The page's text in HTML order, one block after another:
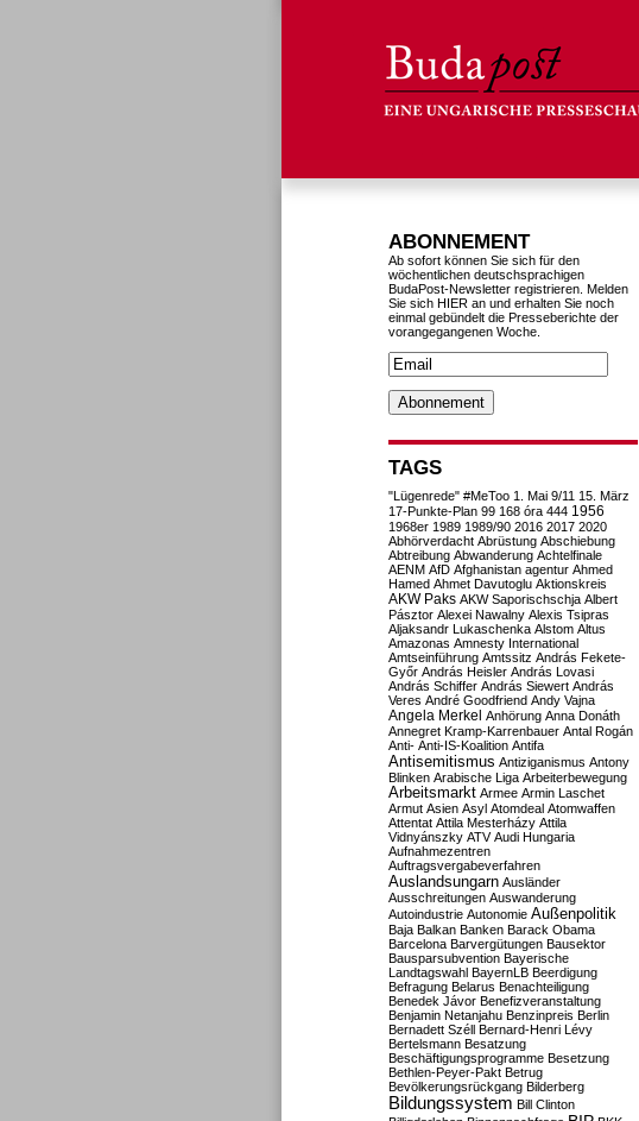
ABONNEMENT
Ab sofort können Sie sich für den
wöchentlichen deutschsprachigen
BudaPost-Newsletter registrieren. Melden
Sie sich HIER an und erhalten Sie noch
einmal gebündelt die Presseberichte der
vorangegangenen Woche.
TAGS
"Lügenrede" #MeToo 1. Mai 9/11 15. März
17-Punkte-Plan 99 168 óra 444 1956
1968er 1989 1989/90 2016 2017 2020
Abhörverdacht Abrüstung Abschiebung
Abtreibung Abwanderung Achtelfinale
AENM AfD Afghanistan agentur Ahmed
Hamed Ahmet Davutoglu Aktionskreis
AKW Paks AKW Saporischschja Albert
Pásztor Alexei Nawalny Alexis Tsipras
Aljaksandr Lukaschenka Alstom Altus
Amazonas Amnesty International
Amtseinführung Amtssitz András Fekete-
Győr András Heisler András Lovasi
András Schiffer András Siewert András
Veres André Goodfriend Andy Vajna
Angela Merkel Anhörung Anna Donáth
Annegret Kramp-Karrenbauer Antal Rogán
Anti- Anti-IS-Koalition Antifa
Antisemitismus Antiziganismus Antony
Blinken Arabische Liga Arbeiterbewegung
Arbeitsmarkt Armee Armin Laschet
Armut Asien Asyl Atomdeal Atomwaffen
Attentat Attila Mesterházy Attila
Vidnyánszky ATV Audi Hungaria
Aufnahmezentren
Auftragsvergabeverfahren
Auslandsungarn Ausländer
Ausschreitungen Auswanderung
Autoindustrie Autonomie Außenpolitik
Baja Balkan Banken Barack Obama
Barcelona Barvergütungen Bausektor
Bausparsubvention Bayerische
Landtagswahl BayernLB Beerdigung
Befragung Belarus Benachteiligung
Benedek Jávor Benefizveranstaltung
Benjamin Netanjahu Benzinpreis Berlin
Bernadett Széll Bernard-Henri Lévy
Bertelsmann Besatzung
Beschäftigungsprogramme Besetzung
Bethlen-Peyer-Pakt Betrug
Bevölkerungsrückgang Bilderberg
Bildungssystem Bill Clinton